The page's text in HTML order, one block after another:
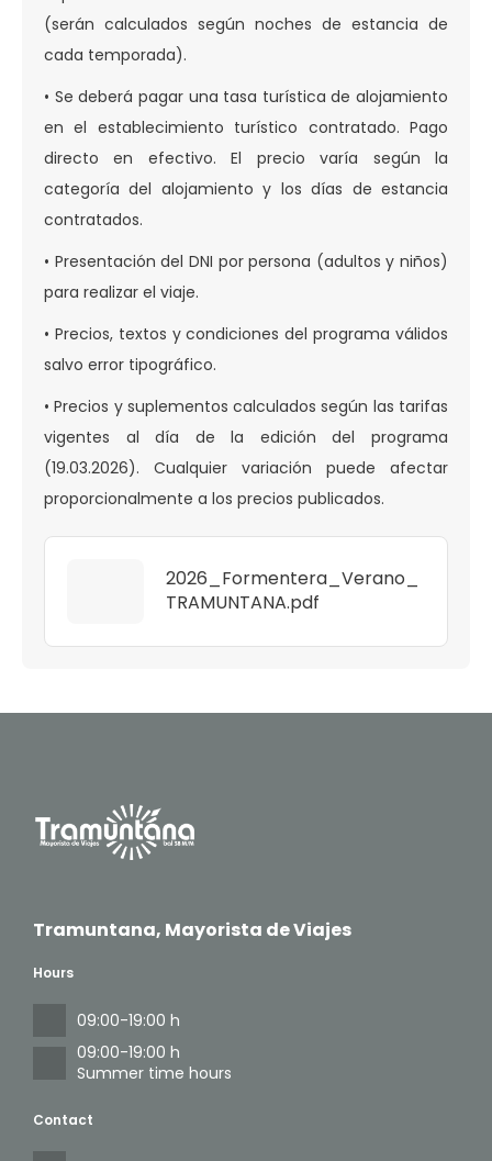
(serán calculados según noches de estancia de
cada temporada).
• Se deberá pagar una tasa turística de alojamiento
en el establecimiento turístico contratado. Pago
directo en efectivo. El precio varía según la
categoría del alojamiento y los días de estancia
contratados.
• Presentación del DNI por persona (adultos y niños)
para realizar el viaje.
• Precios, textos y condiciones del programa válidos
salvo error tipográfico.
• Precios y suplementos calculados según las tarifas
vigentes al día de la edición del programa
(19.03.2026). Cualquier variación puede afectar
proporcionalmente a los precios publicados.
2026_Formentera_Verano_
TRAMUNTANA.pdf
Tramuntana, Mayorista de Viajes
Contact
Hours
09:00-19:00 h
09:00-19:00 h
Summer time hours